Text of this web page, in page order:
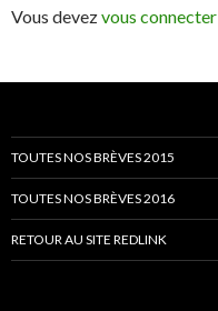
Vous devezvous connecter
TOUTES NOS BRÈVES 2015
TOUTES NOS BRÈVES 2016
RETOUR AU SITE REDLINK